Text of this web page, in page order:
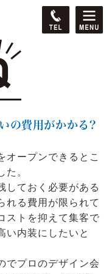
の費用がかかる？
オープンできるとこ
た。
しておく必要がある
れる費用が限られて
ストを抑えて集客で
い内装にしたいと
でプロのデザイン会